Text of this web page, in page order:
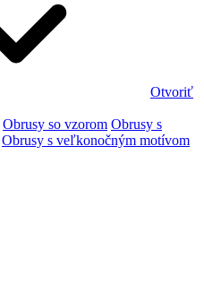
Otvoriť
Obrusy so vzorom Obrusy s
Obrusy s veľkonočným motívom